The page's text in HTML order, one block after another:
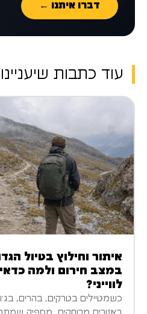
דברו איתנו ←
עוד כתבות
איתור וחילוץ בטיול
במצב חירום ולמה
לווייני?
כשמטיילים בטרקים, בהרים,